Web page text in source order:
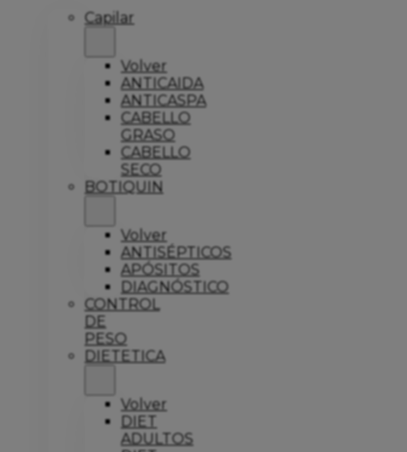
Capilar
Volver
ANTICAIDA
ANTICASPA
CABELLO
GRASO
CABELLO
SECO
BOTIQUIN
Volver
ANTISÉPTICOS
APÓSITOS
DIAGNÓSTICO
CONTROL
DE
PESO
DIETETICA
Volver
DIET
ADULTOS